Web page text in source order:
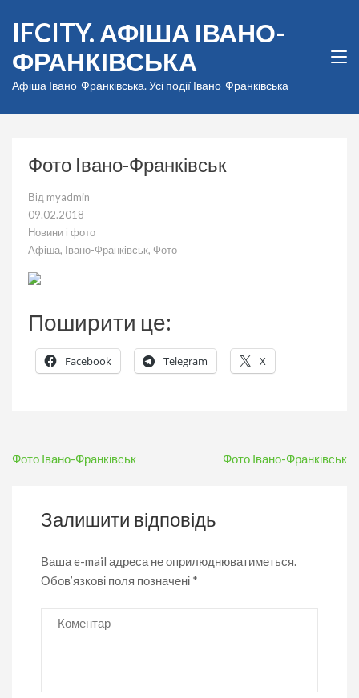
вмісту
(натисніть
Enter)
IFCITY. АФІША ІВАНО-
ФРАНКІВСЬКА
Афіша Івано-Франківська. Усі події Івано-Франківська
Фото Івано-Франківськ
Від myadmin
09.02.2018
Новини і фото
Афіша, Івано-Франківськ, Фото
Поширити це:
Facebook Telegram X
Навігація
Фото Івано-Франківськ Фото Івано-Франківськ
Залишити відповідь
Ваша e-mail адреса не оприлюднюватиметься.
Обов’язкові поля позначені *
Коментар